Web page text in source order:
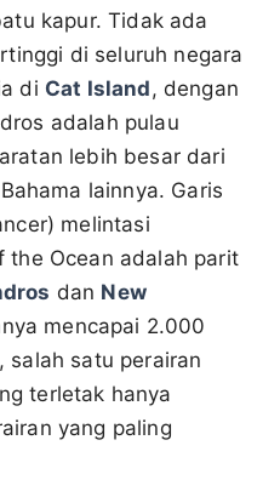
kapur. Tidak ada
di seluruh negara
di Cat Island, dengan
adalah pulau
lebih besar dari
lainnya. Garis
melintasi
the Ocean adalah parit
dan New
mencapai 2.000
salah satu perairan
terletak hanya
yang paling